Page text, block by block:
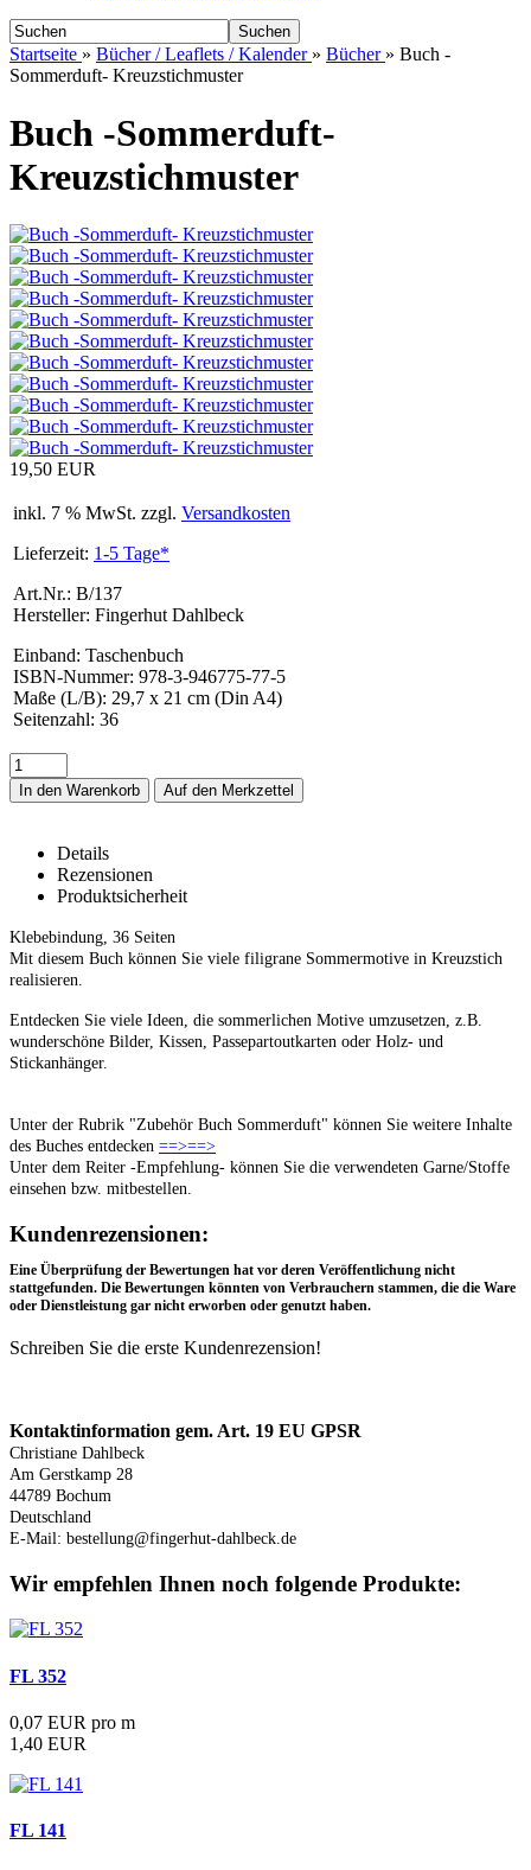
Suchen
Startseite » Bücher / Leaflets / Kalender » Bücher » Buch -
Sommerduft- Kreuzstichmuster
Buch -Sommerduft-
Kreuzstichmuster
19,50 EUR
inkl. 7 % MwSt. zzgl. Versandkosten
Lieferzeit: 1-5 Tage*
Art.Nr.: B/137
Hersteller: Fingerhut Dahlbeck
Einband: Taschenbuch
ISBN-Nummer: 978-3-946775-77-5
Maße (L/B): 29,7 x 21 cm (Din A4)
Seitenzahl: 36
In den Warenkorb
Details
Rezensionen
Produktsicherheit
Buch -Sommerduft- Kreuzstichmuster –
Klebebindung, 36 Seiten
Mit diesem Buch können Sie viele filigrane Sommermotive in Kreuzstich
realisieren.
Entdecken Sie viele Ideen, die sommerlichen Motive umzusetzen, z.B.
wunderschöne Bilder, Kissen, Passepartoutkarten oder Holz- und
Stickanhänger.
Unter der Rubrik "Zubehör Buch Sommerduft" können Sie weitere Inhalte
des Buches entdecken ==>==>
Unter dem Reiter -Empfehlung- können Sie die verwendeten Garne/Stoffe
einsehen bzw. mitbestellen.
Rezensionen
Kundenrezensionen:
Eine Überprüfung der Bewertungen hat vor deren Veröffentlichung nicht
stattgefunden. Die Bewertungen könnten von Verbrauchern stammen, die die Ware
oder Dienstleistung gar nicht erworben oder genutzt haben.
Schreiben Sie die erste Kundenrezension!
Kontaktinformation gem. Art. 19 EU GPSR
Christiane Dahlbeck
Am Gerstkamp 28
44789 Bochum
Deutschland
E-Mail: bestellung@fingerhut-dahlbeck.de
Wir empfehlen Ihnen noch folgende Produkte:
FL 352
0,07 EUR pro m
1,40 EUR
FL 141